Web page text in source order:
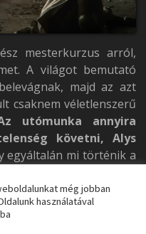
mesterkurzus arról,
A világot bemutató
majd az azt
csaknem véletlenszerű
utómunka annyira
követni, Alys
egyáltalán mi történik a
sem egy
ezúttal legalábbis
még jobban
használatával